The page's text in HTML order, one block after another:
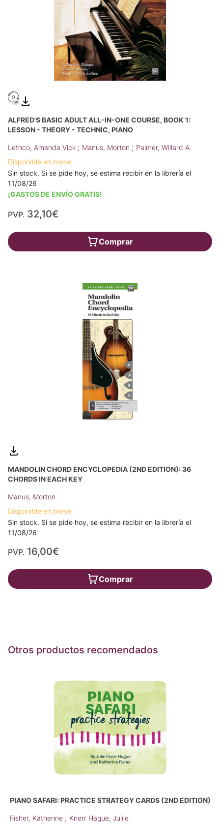
ALFRED'S BASIC ADULT ALL-IN-ONE COURSE, BOOK 1:
LESSON - THEORY - TECHNIC, PIANO
Lethco, Amanda Vick ; Manus, Morton ; Palmer, Willard A.
Disponible en breve
Sin stock. Si se pide hoy, se estima recibir en la librería el
11/08/26
¡GASTOS DE ENVÍO GRATIS!
PVP. 32,10€
Comprar
MANDOLIN CHORD ENCYCLOPEDIA (2ND EDITION): 36
CHORDS IN EACH KEY
Manus, Morton
Disponible en breve
Sin stock. Si se pide hoy, se estima recibir en la librería el
11/08/26
PVP. 16,00€
Comprar
Otros productos recomendados
PIANO SAFARI: PRACTICE STRATEGY CARDS (2ND EDITION)
Fisher, Katherine ; Knerr Hague, Julile